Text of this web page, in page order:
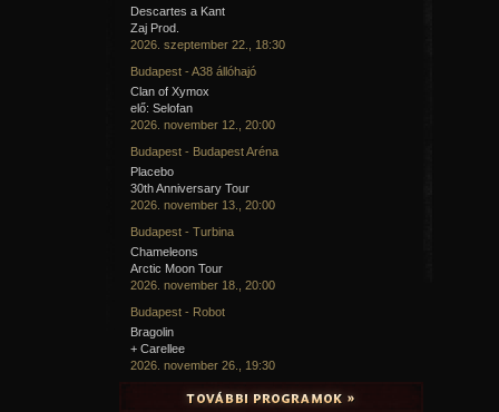
Descartes a Kant
Zaj Prod.
2026. szeptember 22., 18:30
Budapest - A38 állóhajó
Clan of Xymox
elő: Selofan
2026. november 12., 20:00
Budapest - Budapest Aréna
Placebo
30th Anniversary Tour
2026. november 13., 20:00
Budapest - Turbina
Chameleons
Arctic Moon Tour
2026. november 18., 20:00
Budapest - Robot
Bragolin
+ Carellee
2026. november 26., 19:30